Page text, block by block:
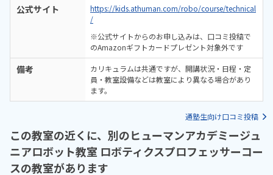
公式サイト
https://kids.athuman.com/robo/course/technical
/
※公式サイトからのお申し込みは、口コミ投稿で
のAmazonギフトカードプレゼント対象外です
備考
カリキュラムは共通ですが、開講状況・日程・定
員・教室設備などは教室により異なる場合があり
ます。
通塾生向け口コミ投稿
この教室の近くに、別のヒューマンアカデミージュ
ニアロボット教室 ロボティクスプロフェッサーコー
スの教室があります